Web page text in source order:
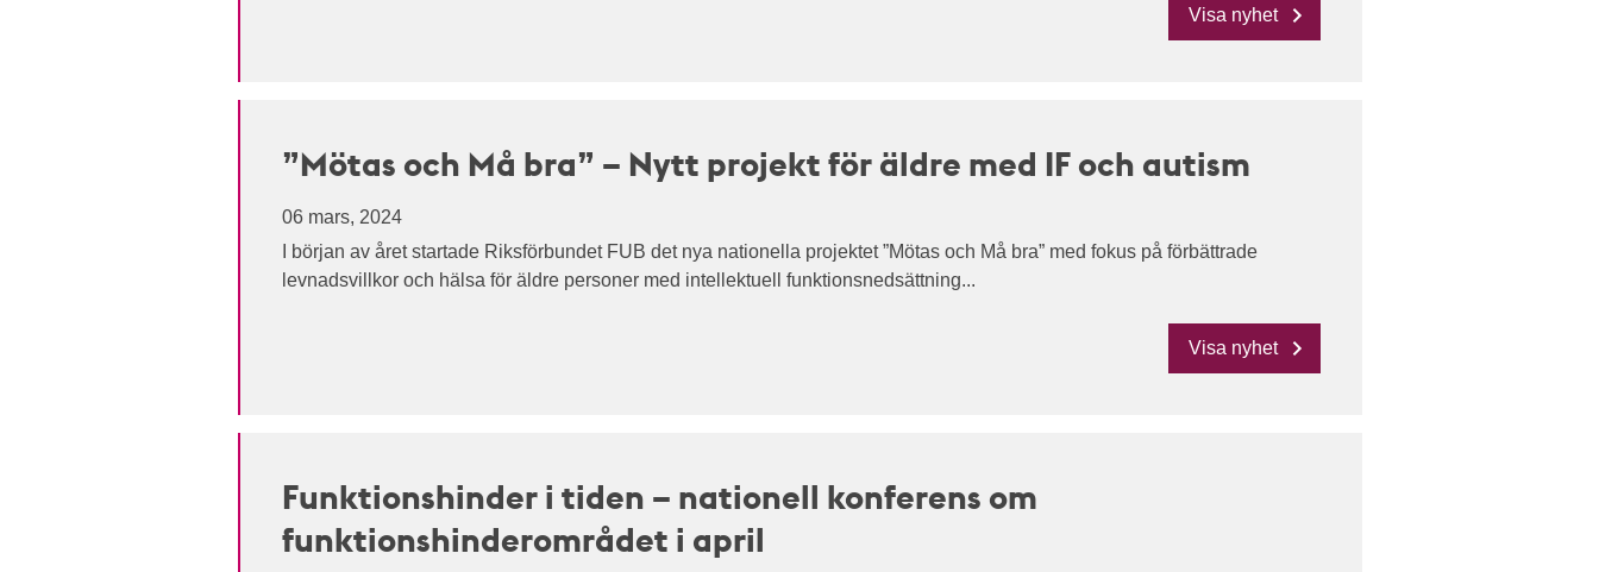
Visa nyhet
”Mötas och Må bra” – Nytt projekt för äldre med IF och autism
06 mars, 2024
I början av året startade Riksförbundet FUB det nya nationella projektet ”Mötas och Må bra” med fokus på förbättrade
levnadsvillkor och hälsa för äldre personer med intellektuell funktionsnedsättning...
Visa nyhet
Funktionshinder i tiden – nationell konferens om
funktionshinderområdet i april